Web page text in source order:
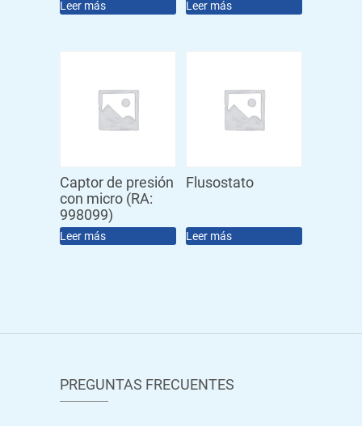
Leer más Leer más
Captor de presión
con micro (RA:
998099)
Leer más
Flusostato
Leer más
PREGUNTAS FRECUENTES